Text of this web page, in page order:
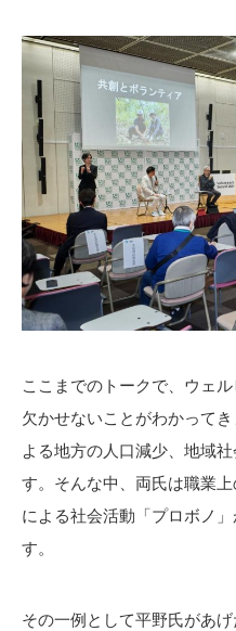
ここまでのトークで、ウェ
欠かせないことがわかって
よる地方の人口減少、地域
す。そんな中、両氏は職業
による社会活動「プロボノ
す。
その一例として平野氏があ